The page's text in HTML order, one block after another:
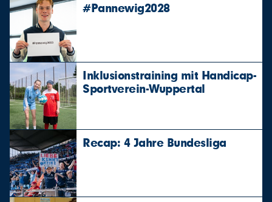
#Pannewig2028
Inklusionstraining mit Handicap-
Sportverein-Wuppertal
Recap: 4 Jahre Bundesliga